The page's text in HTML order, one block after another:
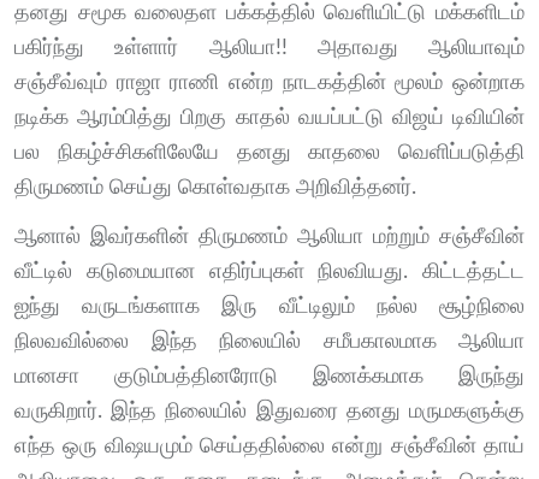
தனது சமூக வலைதள பக்கத்தில் வெளியிட்டு மக்களிடம்
பகிர்ந்து உள்ளார் ஆலியா!! அதாவது ஆலியாவும்
சஞ்சீவ்வும் ராஜா ராணி என்ற நாடகத்தின் மூலம் ஒன்றாக
நடிக்க ஆரம்பித்து பிறகு காதல் வயப்பட்டு விஜய் டிவியின்
பல நிகழ்ச்சிகளிலேயே தனது காதலை வெளிப்படுத்தி
திருமணம் செய்து கொள்வதாக அறிவித்தனர்.
ஆனால் இவர்களின் திருமணம் ஆலியா மற்றும் சஞ்சீவின்
வீட்டில் கடுமையான எதிர்ப்புகள் நிலவியது. கிட்டத்தட்ட
ஐந்து வருடங்களாக இரு வீட்டிலும் நல்ல சூழ்நிலை
நிலவவில்லை இந்த நிலையில் சமீபகாலமாக ஆலியா
மானசா குடும்பத்தினரோடு இணக்கமாக இருந்து
வருகிறார். இந்த நிலையில் இதுவரை தனது மருமகளுக்கு
எந்த ஒரு விஷயமும் செய்ததில்லை என்று சஞ்சீவின் தாய்